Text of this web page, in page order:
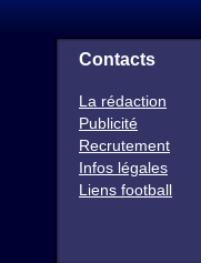
Contacts
La rédaction
Publicité
Recrutement
Infos légales
Liens football